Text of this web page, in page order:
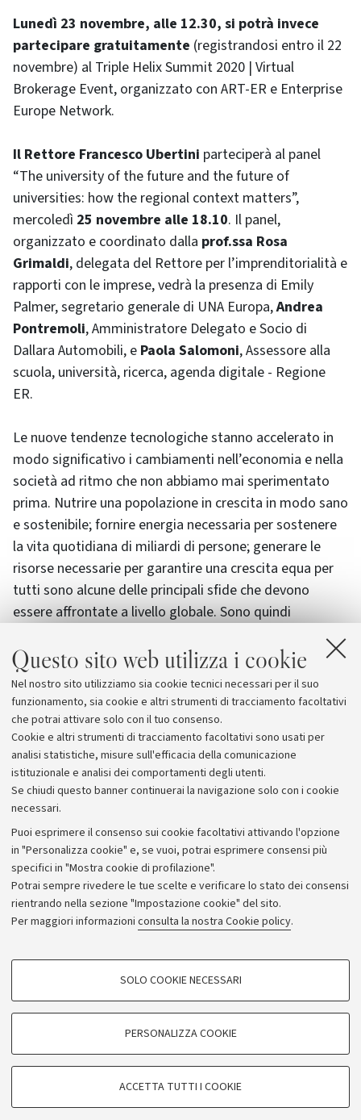
Questo sito web utilizza i cookie
Nel nostro sito utilizziamo sia cookie tecnici necessari per il suo
funzionamento, sia cookie e altri strumenti di tracciamento facoltativi
che potrai attivare solo con il tuo consenso.
Cookie e altri strumenti di tracciamento facoltativi sono usati per
analisi statistiche, misure sull'efficacia della comunicazione
istituzionale e analisi dei comportamenti degli utenti.
Se chiudi questo banner continuerai la navigazione solo con i cookie
necessari.
Puoi esprimere il consenso sui cookie facoltativi attivando l'opzione
in "Personalizza cookie" e, se vuoi, potrai esprimere consensi più
specifici in "Mostra cookie di profilazione".
Potrai sempre rivedere le tue scelte e verificare lo stato dei consensi
rientrando nella sezione "Impostazione cookie" del sito.
Per maggiori informazioni consulta la nostra Cookie policy.
COOKIE DI PROFILAZIONE - FACOLTATIVI
COOKIE TECNICI - NECESSARI
Si tratta di cookie tecnici utilizzati, a titolo esemplificativo, per il corretto
SOLO COOKIE NECESSARI
PERSONALIZZA COOKIE
ACCETTA TUTTI I COOKIE
Lunedì 23 novembre, alle 12.30, si potrà invece
partecipare gratuitamente (registrandosi entro il 22
novembre) al Triple Helix Summit 2020 | Virtual
Brokerage Event, organizzato con ART-ER e Enterprise
Europe Network.
Il Rettore Francesco Ubertini parteciperà al panel
“The university of the future and the future of
universities: how the regional context matters”,
mercoledì 25 novembre alle 18.10. Il panel,
organizzato e coordinato dalla prof.ssa Rosa
Grimaldi, delegata del Rettore per l’imprenditorialità e
rapporti con le imprese, vedrà la presenza di Emily
Palmer, segretario generale di UNA Europa,Andrea
Pontremoli, Amministratore Delegato e Socio di
Dallara Automobili, e Paola Salomoni, Assessore alla
scuola, università, ricerca, agenda digitale - Regione
ER.
Le nuove tendenze tecnologiche stanno accelerato in
modo significativo i cambiamenti nell’economia e nella
società ad ritmo che non abbiamo mai sperimentato
prima. Nutrire una popolazione in crescita in modo sano
e sostenibile; fornire energia necessaria per sostenere
la vita quotidiana di miliardi di persone; generare le
risorse necessarie per garantire una crescita equa per
tutti sono alcune delle principali sfide che devono
essere affrontate a livello globale. Sono quindi
governo, l’industria e il mondo accademico si trovino
insieme ed uniscano le forze per cogliere le opportunità
e ridurre gli ostacoli verso uno sviluppo sostenibile della
nostra società.
Archivio
Comunicati stampa
Redazione
Rassegna stampa
© Copyright 2026 - ALMA MATER STUDIORUM - Università di
Bologna - Via Zamboni, 33 - 40126 Bologna - PI: 01131710376 -
CF: 80007010376
Privacy
Note legali Impostazioni Cookie